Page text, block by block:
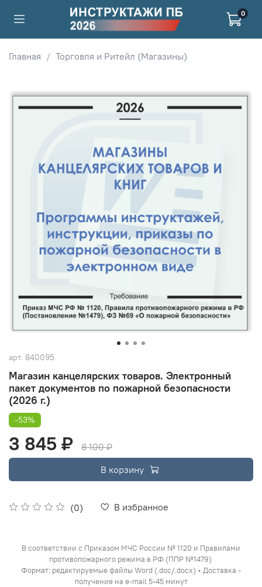
0
Главная Торговля и Ритейл (Магазины)
арт. 840095
Магазин канцелярских товаров. Электронный
пакет документов по пожарной безопасности
(2026 г.)
(0) В избранное
-53%
3 845 ₽
8 100 ₽
В корзину
В соответствии с Приказом МЧС России № 1120 и Правилами
противопожарного режима в РФ (ППР №1479)
Формат: редактируемые файлы Word (.doc/.docx) • Доставка -
получение на e-mail 5-45 минут